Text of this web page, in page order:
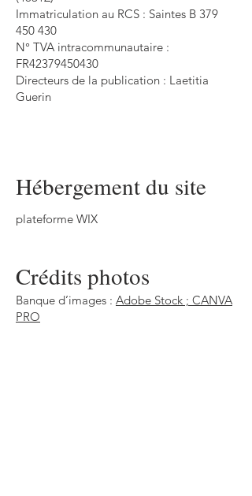
Immatriculation au RCS : Saintes B 379
450 430
N° TVA intracommunautaire :
FR42379450430
Directeurs de la publication : Laetitia
Guerin
Hébergement du site
plateforme WIX
Crédits photos
Banque d’images : Adobe Stock ; CANVA
PRO